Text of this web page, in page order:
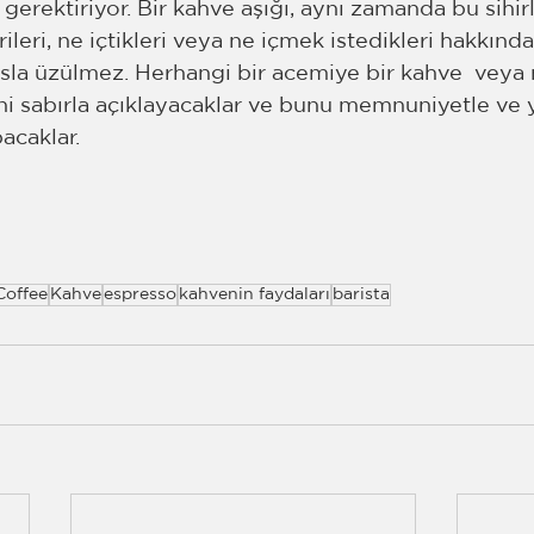
Bir kahve aşığı, aynı zamanda bu
ne içtikleri veya ne içmek istedikleri
üzülmez. Herhangi bir acemiye bir kahve
sabırla açıklayacaklar ve bunu memnuniyetle
Kahveespresso kahvenin faydaları barista